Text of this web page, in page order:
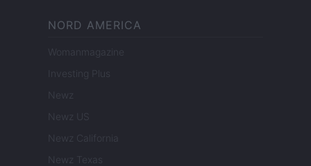
NORD AMERICA
Womanmagazine
Investing Plus
Newz
Newz US
Newz California
Newz Texas